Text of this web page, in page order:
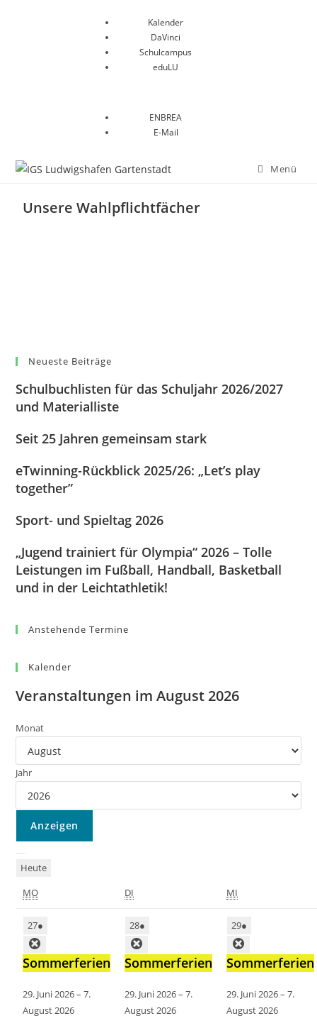
Kalender
DaVinci
Schulcampus
eduLU
ENBREA
E-Mail
Menü
Unsere Wahlpflichtfächer
Neueste Beiträge
Schulbuchlisten für das Schuljahr 2026/2027
und Materialliste
Seit 25 Jahren gemeinsam stark
eTwinning-Rückblick 2025/26: „Let’s play
together”
Sport- und Spieltag 2026
„Jugend trainiert für Olympia“ 2026 – Tolle
Leistungen im Fußball, Handball, Basketball
und in der Leichtathletik!
Anstehende Termine
Kalender
Veranstaltungen im August 2026
Monat
Jahr
Heute
MO
DI MI
27●
Sommerferien
29. Juni 2026–7.
August 2026
28●
Sommerferien
29. Juni 2026–7.
August 2026
29●
Sommerferien
29. Juni 2026–7.
August 2026